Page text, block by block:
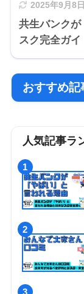
2025年9月8日
共生バンクが
スク完全ガイ
おすすめ記
人気記事ラ
1
2